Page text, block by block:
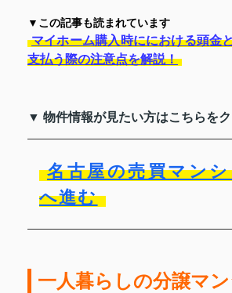
▼この記事も読まれています
マイホーム購入時ににおける頭金
支払う際の注意点を解説！
▼ 物件情報が見たい方はこちらを
名古屋の売買マン
へ進む
一人暮らしの分譲マ